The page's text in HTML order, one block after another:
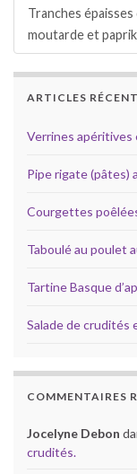
Tranches épaisses
moutarde et
ARTICLES
Verrines apéritives
Pipe rigate (pâtes)
Courgettes
Taboulé au poulet
Tartine Basque
Salade de crudités
COMMENTAIRES
Jocelyne Debon
crudités.